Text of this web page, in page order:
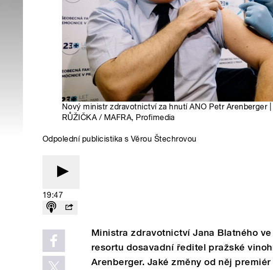
Nový ministr zdravotnictví za hnutí ANO Petr Arenberger
RŮŽIČKA / MAFRA, Profimedia
Odpolední publicistika s Věrou Štechrovou
19:47
Ministra zdravotnictví Jana Blatného
resortu dosavadní ředitel pražské
Arenberger. Jaké změny od něj